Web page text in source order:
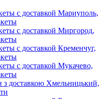
с доставкой Мариуполь,
с доставкой Миргород,
с доставкой Кременчуг,
с доставкой Мукачево,
з доставкою Хмельницький,